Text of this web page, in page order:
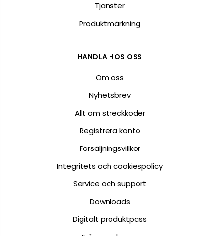
Tjänster
Produktmärkning
HANDLA HOS OSS
Om oss
Nyhetsbrev
Allt om streckkoder
Registrera konto
Försäljningsvillkor
Integritets och cookiespolicy
Service och support
Downloads
Digitalt produktpass